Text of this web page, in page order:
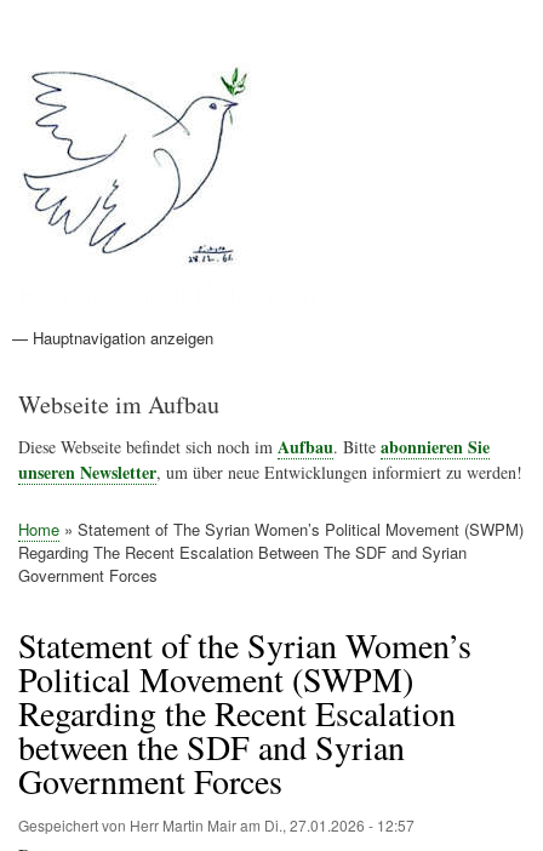
Hauptnavigation
— Hauptnavigation anzeigen
Aktionen
Friedensbewegung
Friedensprojekte
Home
Konflikte
Links
Narichtenlinks
News
Politik
Termine
Texte
Kunst
Friedensexperten
Friedensforschung
Friedensinitiativen
Friedensnachrichten
Webseite im Aufbau
Diese Webseite befindet sich noch im Aufbau. Bitte abonnieren Sie
unseren Newsletter, um über neue Entwicklungen informiert zu werden!
Pfadnavigation
Home
Statement of The Syrian Women’s Political Movement (SWPM)
Regarding The Recent Escalation Between The SDF and Syrian
Government Forces
Statement of the Syrian Women’s
Political Movement (SWPM)
Regarding the Recent Escalation
between the SDF and Syrian
Government Forces
Gespeichert von Herr Martin Mairam Di., 27.01.2026 - 12:57